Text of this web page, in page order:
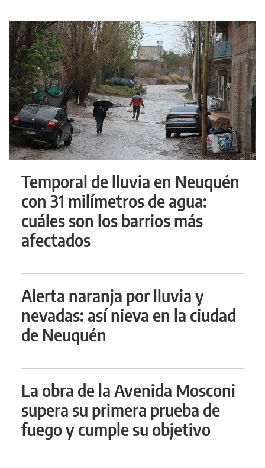
Temporal de lluvia en Neuquén
con 31 milímetros de agua:
cuáles son los barrios más
afectados
Alerta naranja por lluvia y
nevadas: así nieva en la ciudad
de Neuquén
La obra de la Avenida Mosconi
supera su primera prueba de
fuego y cumple su objetivo